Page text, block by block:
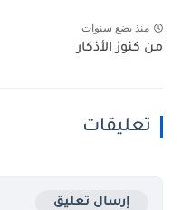
منذ بضع سنوات
من كنوز الأذكار
تعليقات
إرسال تعليق